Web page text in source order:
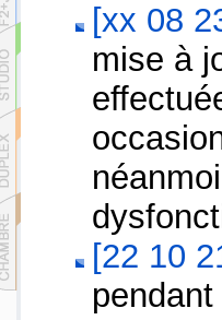
[xx 08
mise à
[22 10